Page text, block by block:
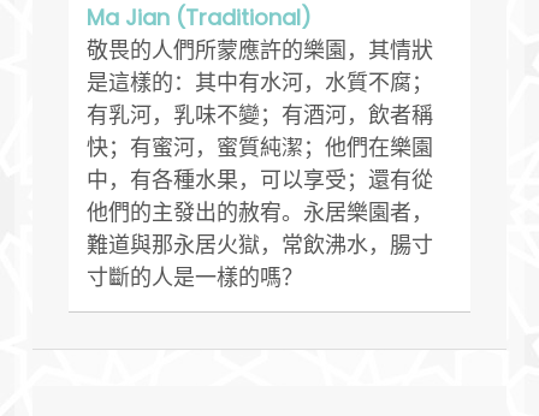
Ma Jian (Traditional)
敬畏的人們所蒙應許的樂園，其情狀
是這樣的：其中有水河，水質不腐；
有乳河，乳味不變；有酒河，飲者稱
快；有蜜河，蜜質純潔；他們在樂園
中，有各種水果，可以享受；還有從
他們的主發出的赦宥。永居樂園者，
難道與那永居火獄，常飲沸水，腸寸
寸斷的人是一樣的嗎？